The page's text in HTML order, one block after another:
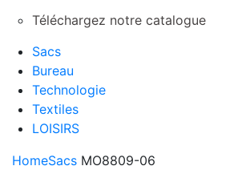
Téléchargez notre catalogue
Sacs
Bureau
Technologie
Textiles
LOISIRS
HomeSacs MO8809-06